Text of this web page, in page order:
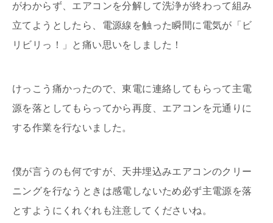
がわからず、エアコンを分解して洗浄が終わって組み
立てようとしたら、電源線を触った瞬間に電気が「ビ
リビリっ！」と痛い思いをしました！
けっこう痛かったので、東電に連絡してもらって主電
源を落としてもらってから再度、エアコンを元通りに
する作業を行ないました。
僕が言うのも何ですが、天井埋込みエアコンのクリー
ニングを行なうときは感電しないため必ず主電源を落
とすようにくれぐれも注意してくださいね。